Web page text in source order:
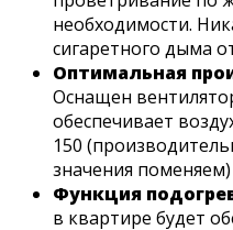
необходимости.
сигаретного дыма
Оптимальная
Оснащен
обеспечивает
150
значения поменяем)
Функция
в квартире будет